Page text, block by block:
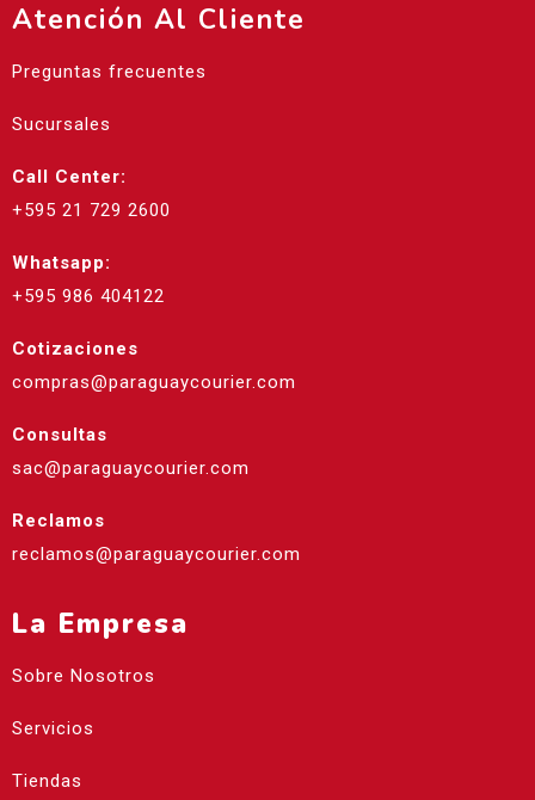
Atención Al Cliente
Preguntas frecuentes
Sucursales
Call Center:
+595 21 729 2600
Whatsapp:
+595 986 404122
Cotizaciones
compras@paraguaycourier.com
Consultas
sac@paraguaycourier.com
Reclamos
reclamos@paraguaycourier.com
La Empresa
Sobre Nosotros
Servicios
Tiendas